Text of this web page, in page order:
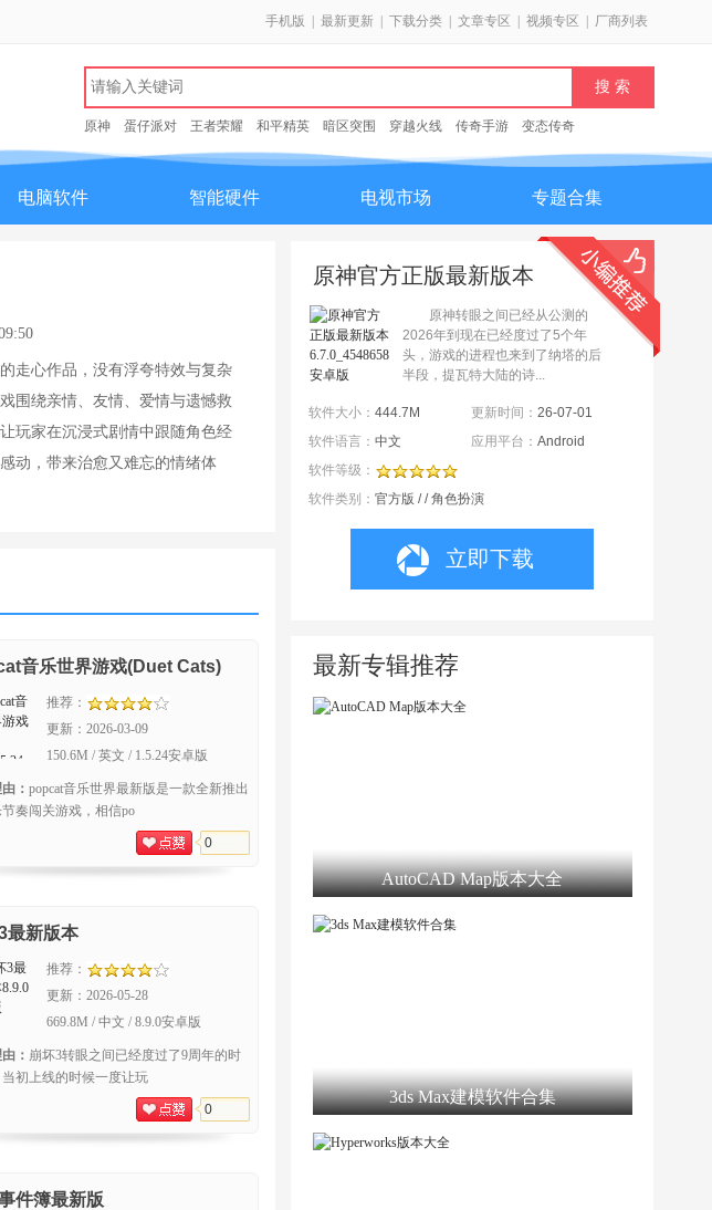
手机版 最新更新 下载分类 文章专区 视频专区 厂商列表
原神 蛋仔派对 王者荣耀 和平精英 暗区突围 穿越火线 传奇手游 变态传奇
电脑软件 智能硬件 电视市场 专题合集
走心作品，没有浮夸特效与复杂
围绕亲情、友情、爱情与遗憾救
玩家在沉浸式剧情中跟随角色经
动，带来治愈又难忘的情绪体
音乐世界游戏(Duet Cats)
推荐：
更新： 2026-03-09
150.6M / 英文 / 1.5.24安卓版
： popcat音乐世界最新版是一款全新推出
奏闯关游戏，相信po
0
最新版本
推荐：
更新： 2026-05-28
669.8M / 中文 / 8.9.0安卓版
： 崩坏3转眼之间已经度过了9周年的时
初上线的时候一度让玩
0
件簿最新版
原神官方正版最新版本
6.7.0_45486583_45768959
安卓版
原神转眼之间已经从公测的
2026年到现在已经度过了5个年
头，游戏的进程也来到了纳塔的后
半段，提瓦特大陆的诗...
软件大小： 444.7M 更新时间： 26-07-01
软件语言： 中文 应用平台： Android
软件等级：
软件类别： 官方版 / / 角色扮演
立即下载
最新专辑推荐
AutoCAD Map版本大全
3ds Max建模软件合集